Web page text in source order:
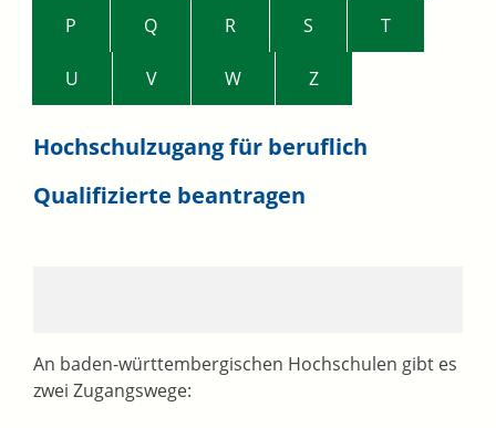
P Q R S T
U V W Z
Hochschulzugang für beruflich
Qualifizierte beantragen
An baden-württembergischen Hochschulen gibt es
zwei Zugangswege: